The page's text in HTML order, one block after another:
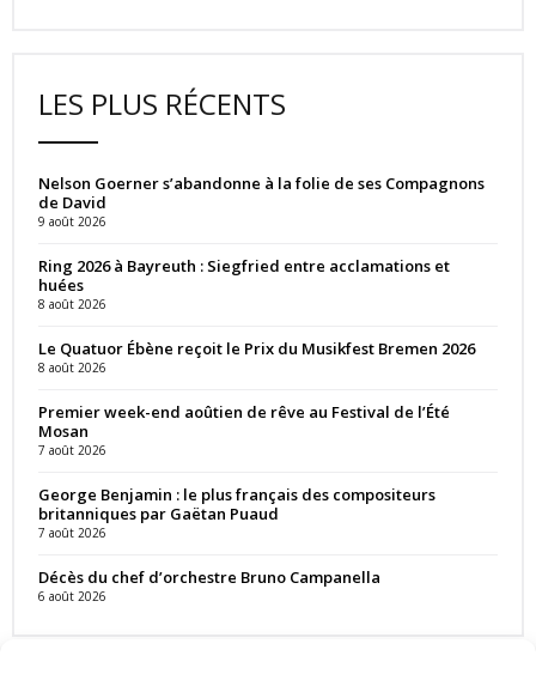
LES PLUS RÉCENTS
Nelson Goerner s’abandonne à la folie de ses Compagnons
de David
9 août 2026
Ring 2026 à Bayreuth : Siegfried entre acclamations et
huées
8 août 2026
Le Quatuor Ébène reçoit le Prix du Musikfest Bremen 2026
8 août 2026
Premier week-end aoûtien de rêve au Festival de l’Été
Mosan
7 août 2026
George Benjamin : le plus français des compositeurs
britanniques par Gaëtan Puaud
7 août 2026
Décès du chef d’orchestre Bruno Campanella
6 août 2026